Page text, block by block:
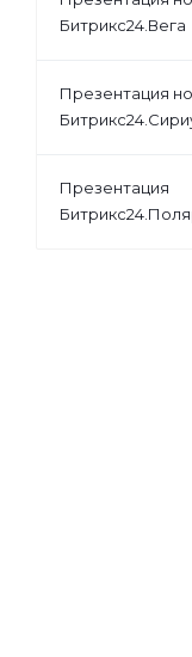
Битрикс24.Вега
Презентация
Презентация